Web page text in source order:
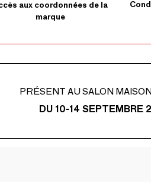
aux coordonnées de la
marque
PRÉSENT AU SALON
DU 10-14 SEPTEMBRE